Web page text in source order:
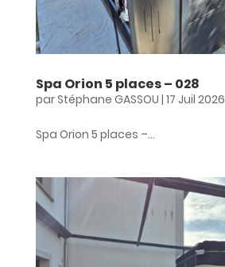
Spa Orion 5 places – 028
parStéphane GASSOU | 17 Juil 2026
Spa Orion 5 places –...